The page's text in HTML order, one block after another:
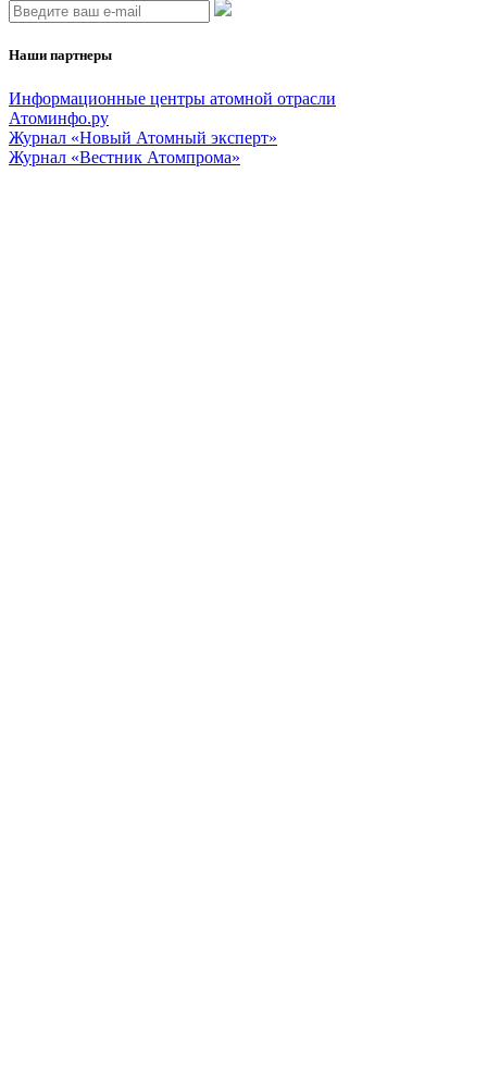
Наши партнеры
Информационные центры атомной отрасли
Атоминфо.ру
Журнал «Новый Атомный эксперт»
Журнал «Вестник Атомпрома»